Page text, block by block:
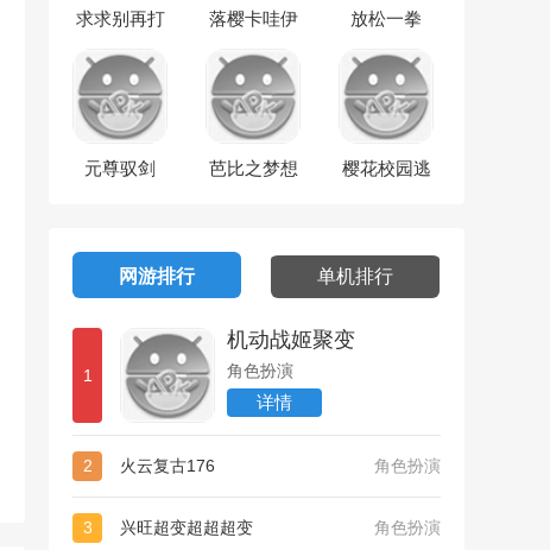
求求别再打
落樱卡哇伊 放松一拳
元尊驭剑
芭比之梦想
樱花校园逃
网游排行 单机排行
1
机动战姬聚变
角色扮演
详情
2 火云复古176 角色扮演
3 兴旺超变超超超变 角色扮演